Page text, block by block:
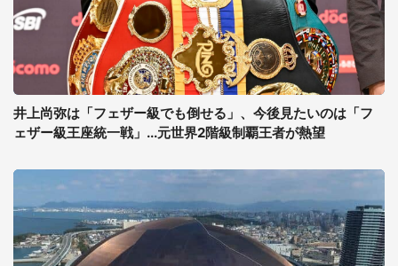
井上尚弥は「フェザー級でも倒せる」、今後見たいのは「フ
ェザー級王座統一戦」...元世界2階級制覇王者が熱望